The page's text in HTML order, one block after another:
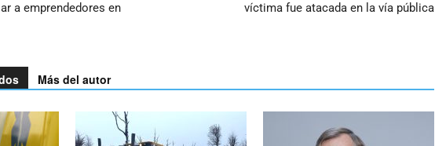
a emprendedores en
víctima fue atacada en la vía pública
Más del autor